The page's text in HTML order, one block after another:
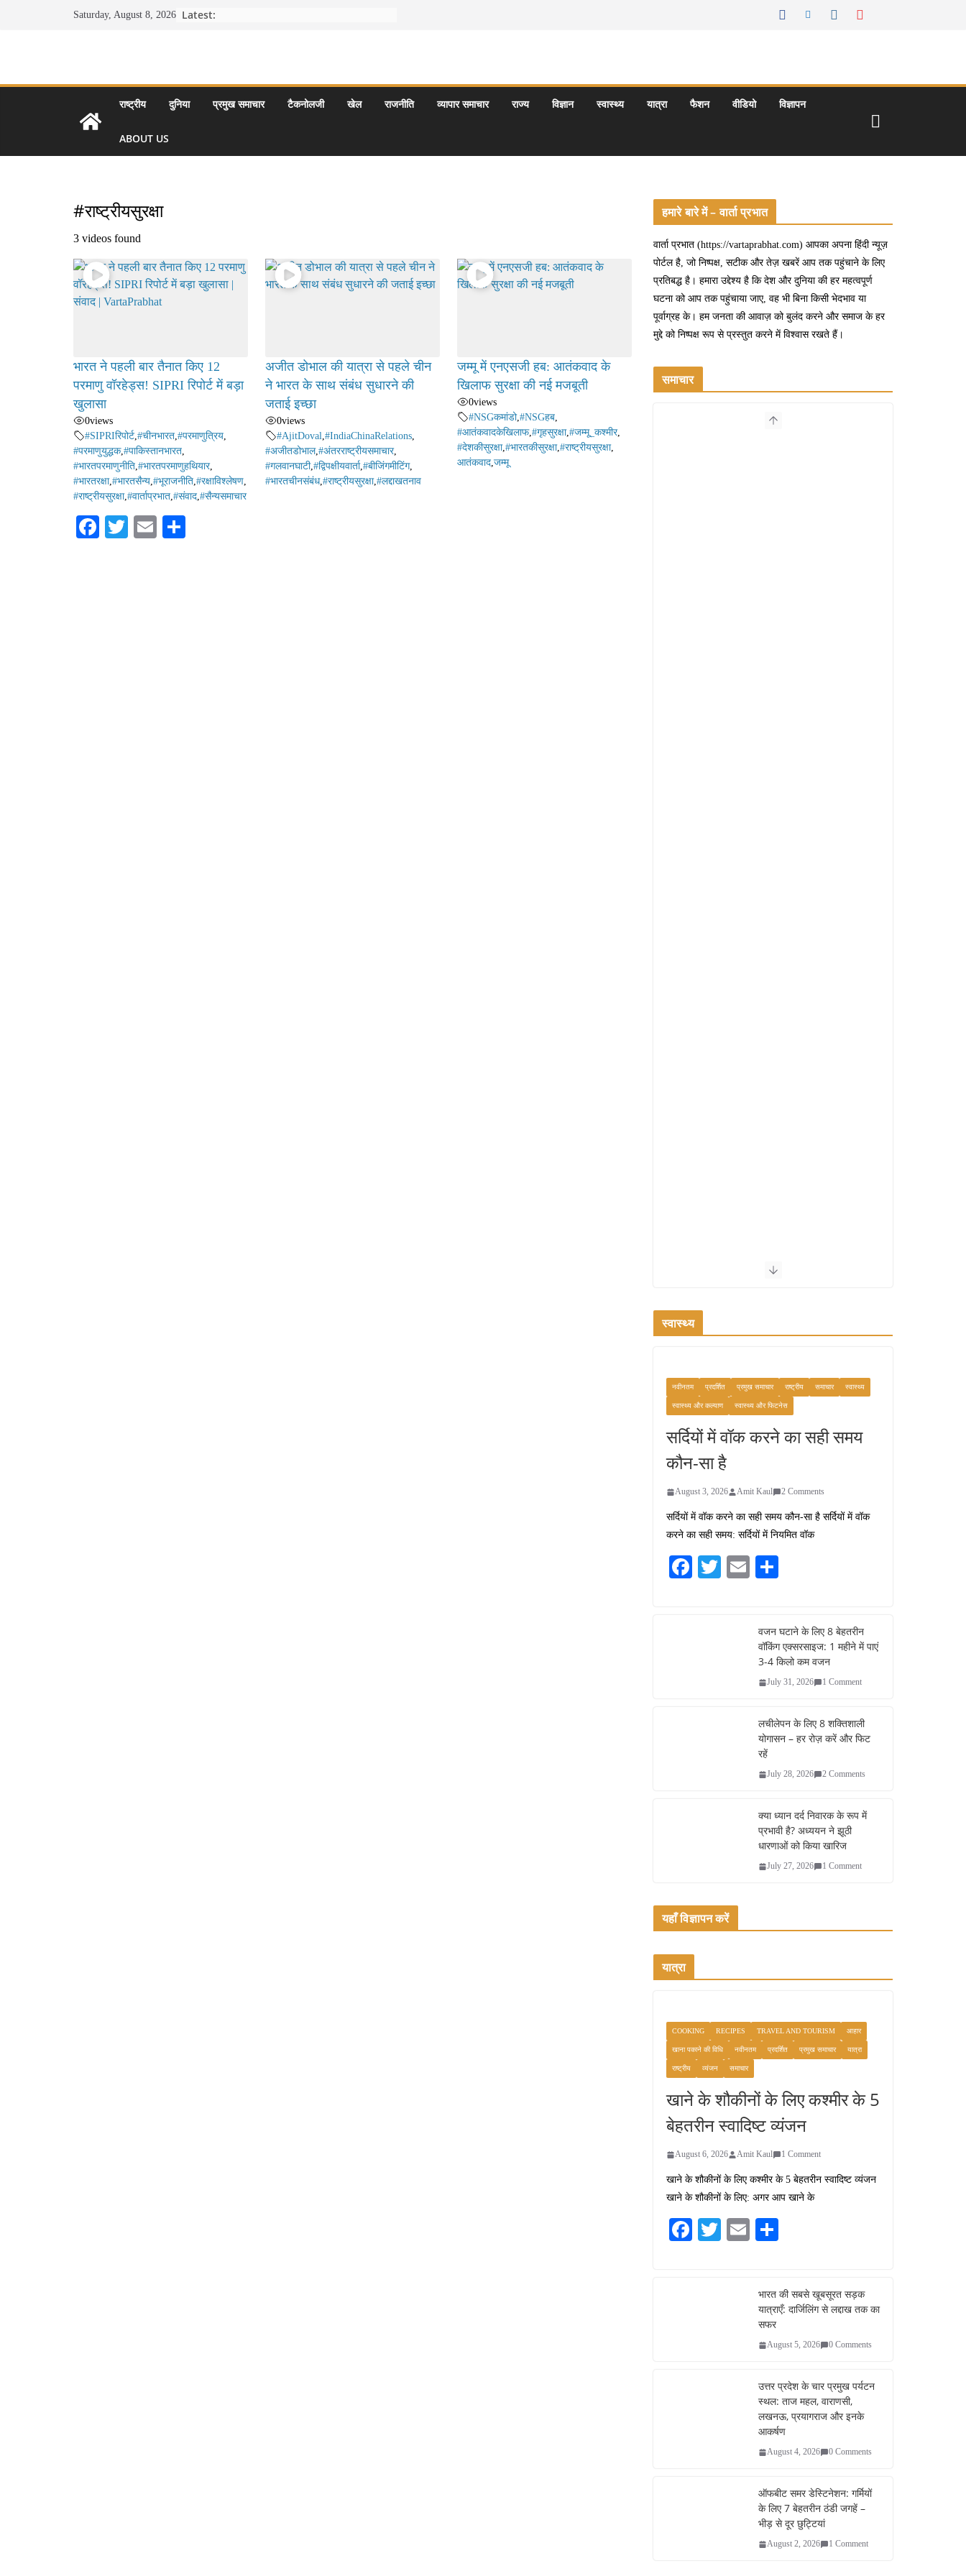
Saturday, August 8, 2026 Latest:
राष्ट्रीय दुनिया प्रमुख समाचार टैकनोलजी खेल राजनीति व्यापार समाचार राज्य विज्ञान स्वास्थ्य यात्रा फैशन वीडियो विज्ञापन
ABOUT US
#राष्ट्रीयसुरक्षा
3 videos found
भारत ने पहली बार तैनात किए 12
परमाणु वॉरहेड्स! SIPRI रिपोर्ट में बड़ा
खुलासा
0views
#SIPRIरिपोर्ट #चीनभारत #परमाणुत्रिय
#परमाणुयुद्धक,#पाकिस्तानभारत
#भारतपरमाणुनीति #भारतपरमाणुहथियार,
#भारतरक्षा,#भारतसैन्य #भूराजनीति #रक्षाविश्लेषण
#राष्ट्रीयसुरक्षा,#वार्ताप्रभात #संवाद #सैन्यसमाचार
अजीत डोभाल की यात्रा से पहले चीन
ने भारत के साथ संबंध सुधारने की
जताई इच्छा
0views
#AjitDoval #IndiaChinaRelations,
#अजीतडोभाल,#अंतरराष्ट्रीयसमाचार,
#गलवानघाटी,#द्विपक्षीयवार्ता,#बीजिंगमीटिंग,
#भारतचीनसंबंध,#राष्ट्रीयसुरक्षा,#लद्दाखतनाव
जम्मू में एनएसजी हब: आतंकवाद के
खिलाफ सुरक्षा की नई मजबूती
0views
#NSGकमांडो,#NSGहब,
#आतंकवादकेखिलाफ,#गृहसुरक्षा,#जम्मू_कश्मीर,
#देशकीसुरक्षा,#भारतकीसुरक्षा,#राष्ट्रीयसुरक्षा,
आतंकवाद, जम्मू
Fa T
E
हमारे बारे में – वार्ता प्रभात
वार्ता प्रभात (https://vartaprabhat.com) आपका अपना हिंदी न्यूज़
पोर्टल है, जो निष्पक्ष, सटीक और तेज़ खबरें आप तक पहुंचाने के लिए
प्रतिबद्ध है। हमारा उद्देश्य है कि देश और दुनिया की हर महत्वपूर्ण
घटना को आप तक पहुंचाया जाए, वह भी बिना किसी भेदभाव या
पूर्वाग्रह के। हम जनता की आवाज़ को बुलंद करने और समाज के हर
मुद्दे को निष्पक्ष रूप से प्रस्तुत करने में विश्वास रखते हैं।
समाचार
स्वास्थ्य
नवीनतम प्रदर्शित प्रमुख समाचार राष्ट्रीय समाचार स्वास्थ्य
स्वास्थ्य और कल्याण स्वास्थ्य और फिटनेस
सर्दियों में वॉक करने का सही समय
कौन-सा है
August 3, 2026 Amit Kaul 2 Comments
सर्दियों में वॉक करने का सही समय कौन-सा है सर्दियों में वॉक
करने का सही समय: सर्दियों में नियमित वॉक
Fa T
E
वजन घटाने के लिए 8 बेहतरीन
वॉकिंग एक्सरसाइज: 1 महीने में पाएं
3-4 किलो कम वजन
July 31, 2026 1 Comment
लचीलेपन के लिए 8 शक्तिशाली
योगासन – हर रोज़ करें और फिट
रहें
July 28, 2026 2 Comments
क्या ध्यान दर्द निवारक के रूप में
प्रभावी है? अध्ययन ने झूठी
धारणाओं को किया खारिज
July 27, 2026 1 Comment
यहाँ विज्ञापन करें
यात्रा
COOKING RECIPES TRAVEL AND TOURISM आहार
खाना पकाने की विधि नवीनतम प्रदर्शित प्रमुख समाचार यात्रा
राष्ट्रीय व्यंजन समाचार
खाने के शौकीनों के लिए कश्मीर के 5
बेहतरीन स्वादिष्ट व्यंजन
August 6, 2026 Amit Kaul 1 Comment
खाने के शौकीनों के लिए कश्मीर के 5 बेहतरीन स्वादिष्ट व्यंजन
खाने के शौकीनों के लिए: अगर आप खाने के
Fa T
E
भारत की सबसे खूबसूरत सड़क
यात्राएँ: दार्जिलिंग से लद्दाख तक का
सफर
August 5, 2026 0 Comments
उत्तर प्रदेश के चार प्रमुख पर्यटन
स्थल: ताज महल, वाराणसी,
लखनऊ, प्रयागराज और इनके
आकर्षण
August 4, 2026 0 Comments
ऑफबीट समर डेस्टिनेशन: गर्मियों
के लिए 7 बेहतरीन ठंडी जगहें –
भीड़ से दूर छुट्टियां
August 2, 2026 1 Comment